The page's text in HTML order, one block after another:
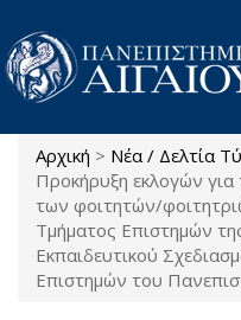
Παράκαμψη προς το κυρίως
Είστε εδώ
Αρχική > Νέα / Δελτία
Προκήρυξη εκλογών
των φοιτητών/
Τμήματος Επιστημών
Εκπαιδευτικού
Επιστημών του